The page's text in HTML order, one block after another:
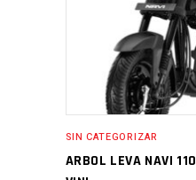
SIN CATEGORIZAR
ARBOL LEVA NAVI 110